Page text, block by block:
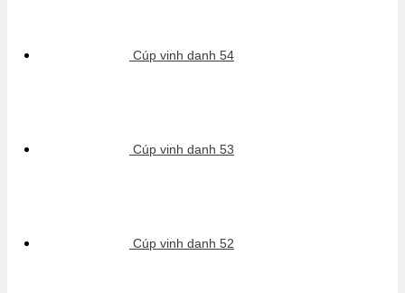
Cúp vinh danh 54
Cúp vinh danh 53
Cúp vinh danh 52